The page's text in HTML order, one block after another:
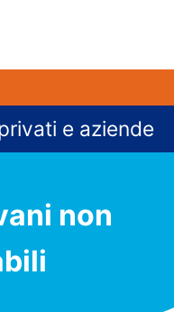
di
e aziende
non